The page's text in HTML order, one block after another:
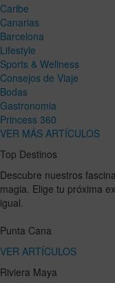
Caribe
Canarias
Barcelona
Lifestyle
Sports & Wellness
Consejos de Viaje
Bodas
Gastronomia
Princess 360
VER MÁS ARTÍCULOS
Top Destinos
Descubre nuestros
magia. Elige tu próxima
igual.
Punta Cana
VER ARTÍCULOS
Riviera Maya